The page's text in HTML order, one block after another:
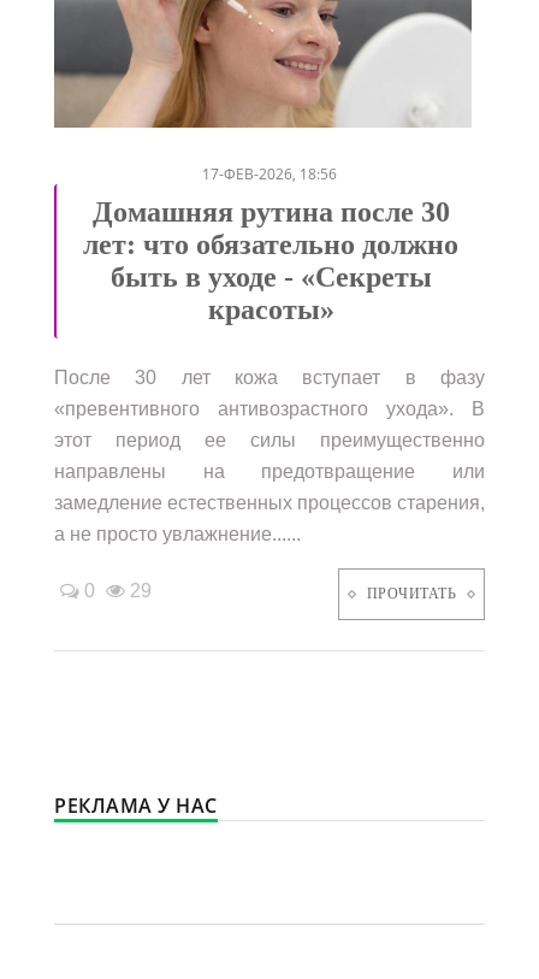
17-ФЕВ-2026, 18:56
Домашняя рутина после 30
лет: что обязательно должно
быть в уходе - «Секреты
красоты»
После 30 лет кожа вступает в фазу
«превентивного антивозрастного ухода». В
этот период ее силы преимущественно
направлены на предотвращение или
замедление естественных процессов старения,
а не просто увлажнение......
0 29 ПРОЧИТАТЬ
РЕКЛАМА У НАС